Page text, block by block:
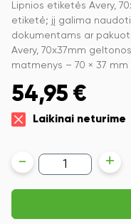
Lipnios etiketės Avery,
etiketė; jį galima
dokumentams ar
Avery, 70x37mm
matmenys – 70 × 37
54,95 €
Laikinai neturime
produkto
kiekis:
Lipnios
etiketės
Zweckform,
- +